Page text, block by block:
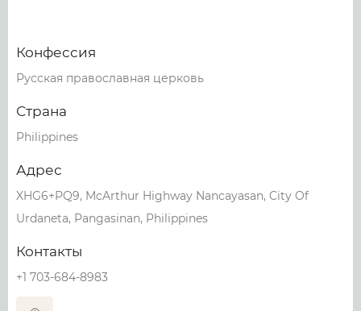
Конфессия
Русская православная церковь
Страна
Philippines
Адрес
XHG6+PQ9, McArthur Highway Nancayasan, City Of
Urdaneta, Pangasinan, Philippines
Контакты
+1 703-684-8983